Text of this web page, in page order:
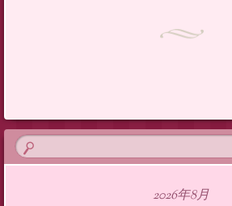
2026年8月